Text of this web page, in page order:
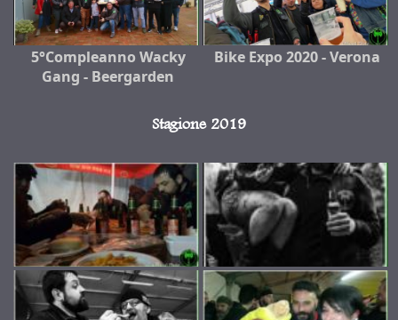
5°Compleanno Wacky
Gang - Beergarden
Bike Expo 2020 - Verona
Stagione 2019